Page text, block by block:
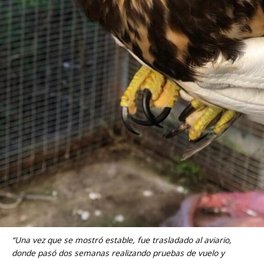
“Una vez que se mostró estable, fue trasladado al aviario,
donde pasó dos semanas realizando pruebas de vuelo y